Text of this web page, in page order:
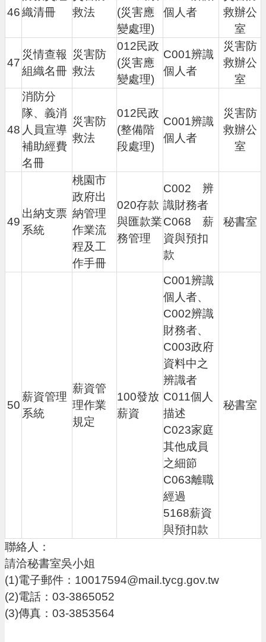
46織清冊
救法
(災害應
變處理)
個人者
救辦公
室
47
災情查報
組織名冊
災害防
救法
012民政
(災害應
變處理)
C001辨識
個人者
災害防
救辦公
室
48
消防分
隊、義消
人員宣導
補助經費
名冊
災害防
救法
012民政
(整備階
段處理)
C001辨識
個人者
災害防
救辦公
室
49
出納支票
系統
桃園市
政府出
納管理
作業流
程及工
作手冊
020存款
與匯款業
務管理
C002 辨
識財務者
C068 薪
資與預扣
款
秘書室
50
薪資管理
系統
薪資管
理作業
規定
100發放
薪資
C001辨識
個人者、
C002辨識
財務者、
C003政府
資料中之
辨識者
C011個人
描述
C023家庭
其他成員
之細節
C063離職
經過
5168薪資
與預扣款
秘書室
聯絡人：
請洽秘書室吳小姐
(1)電子郵件：10017594@mail.tycg.gov.tw
(2)電話：03-3865052
(3)傳真：03-3853564